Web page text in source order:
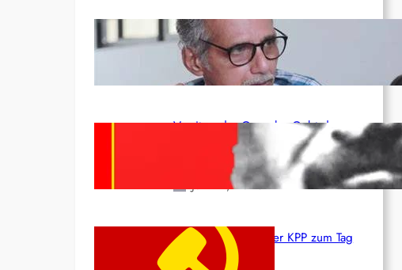
Indien: „Die Politik der Kapitulation“
von K. Murali (Ajith)
Juli 1, 2026
Vorsitzender Gonzalo: Gebt das
Leben für die Partei und die
Revolution!
Juni 19, 2026
Beschluss des ZK der KPP zum Tag
des Heldentums